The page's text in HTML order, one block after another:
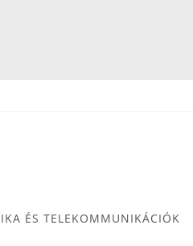
ÉS TELEKOMMUNIKÁCIÓK